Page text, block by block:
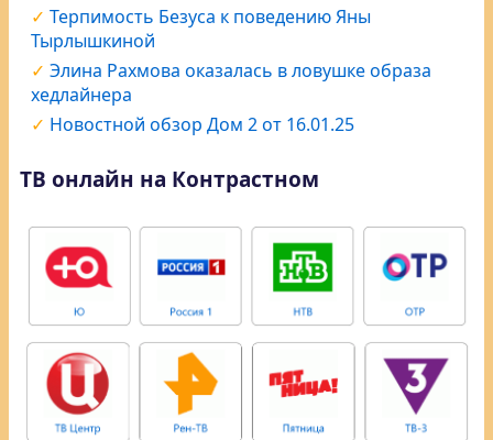
Терпимость Безуса к поведению Яны
Тырлышкиной
Элина Рахмова оказалась в ловушке образа
хедлайнера
Новостной обзор Дом 2 от 16.01.25
ТВ онлайн на Контрастном